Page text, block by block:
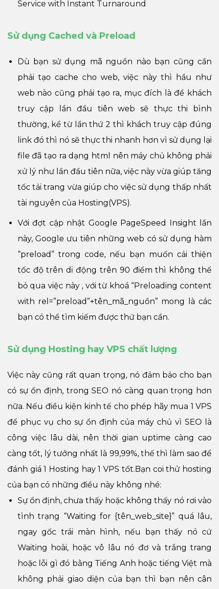
Service with Instant Turnaround
Sử dụng Cached và Preload
Dù bạn sử dụng mã nguồn nào bạn cũng cần
phải tạo cache cho web, việc này thì hầu như
web nào cũng phải tạo ra, mục đích là để khách
truy cập lần đầu tiên web sẽ thực thi bình
thường, kể từ lần thứ 2 thì khách truy cập đúng
link đó thì nó sẽ thực thi nhanh hơn vì sử dụng lại
file đã tạo ra dạng html nên máy chủ không phải
xử lý như lần đầu tiên nữa, việc này vừa giúp tăng
tốc tải trang vừa giúp cho việc sử dụng thấp nhất
tài nguyên của Hosting(VPS).
Với đợt cập nhật Google PageSpeed Insight lần
này, Google ưu tiên những web có sử dụng hàm
“preload” trong code, nếu bạn muốn cải thiện
tốc độ trên di động trên 90 điểm thì không thể
bỏ qua việc này , với từ khoá “Preloading content
with rel=”preload”+tên_mã_nguồn” mong là các
bạn có thể tìm kiếm được thứ bạn cần.
Sử dụng Hosting hay VPS chất lượng
Việc này cũng rất quan trọng, nó đảm bảo cho bạn
có sự ổn định, trong SEO nó càng quan trọng hơn
nữa. Nếu điều kiện kinh tế cho phép hãy mua 1 VPS
để phục vụ cho sự ổn định của máy chủ vì SEO là
công việc lâu dài, nên thời gian uptime càng cao
càng tốt, lý tưởng nhất là 99,99%, thế thì làm sao để
đánh giá 1 Hosting hay 1 VPS tốt.Bạn coi thử hosting
của bạn có những điều này không nhé:
Sự ổn định, chưa thấy hoặc không thấy nó rơi vào
tình trạng “Waiting for {tên_web_site}” quá lâu,
ngay gốc trái màn hình, nếu bạn thấy nó cứ
Waiting hoài, hoặc vô lâu nó đơ và trắng trang
hoặc lỗi gì đó bằng Tiếng Anh hoặc tiếng Việt mà
không phải giao diện của bạn thì bạn nên cân